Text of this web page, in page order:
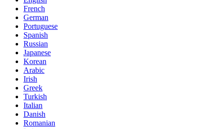
French
German
Portuguese
Spanish
Russian
Japanese
Korean
Arabic
Irish
Greek
Turkish
Italian
Danish
Romanian